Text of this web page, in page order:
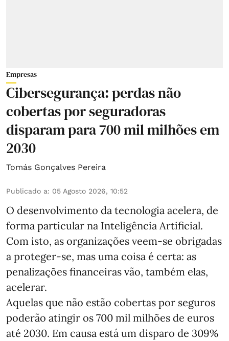
Empresas
Cibersegurança: perdas não
cobertas por seguradoras
disparam para 700 mil milhões em
2030
Tomás Gonçalves Pereira
Publicado a: 05 Agosto 2026, 10:52
O desenvolvimento da tecnologia acelera, de
forma particular na Inteligência Artificial.
Com isto, as organizações veem-se obrigadas
a proteger-se, mas uma coisa é certa: as
penalizações financeiras vão, também elas,
acelerar.
Aquelas que não estão cobertas por seguros
poderão atingir os 700 mil milhões de euros
até 2030. Em causa está um disparo de 309%